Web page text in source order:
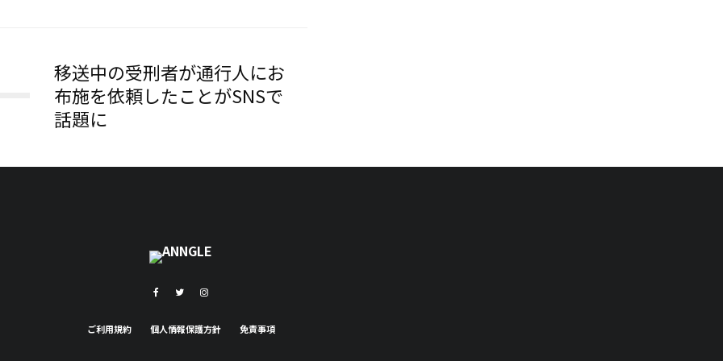
移送中の受刑者が通行人にお
布施を依頼したことがSNSで
話題に
ご利用規約 個人情報保護方針 免責事項